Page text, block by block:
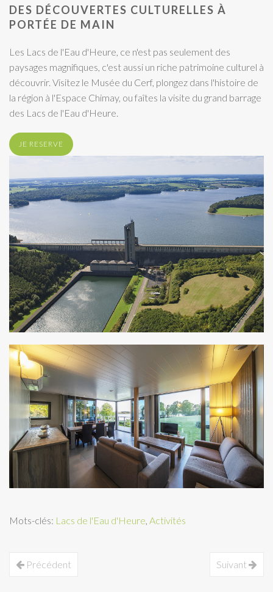
DES DÉCOUVERTES CULTURELLES À
PORTÉE DE MAIN
Les Lacs de l'Eau d'Heure, ce n'est pas seulement des
paysages magnifiques, c'est aussi un riche patrimoine culturel à
découvrir. Visitez le Musée du Cerf, plongez dans l'histoire de
la région à l'Espace Chimay, ou faîtes la visite du grand barrage
des Lacs de l'Eau d'Heure.
JE RESERVE
Mots-clés: Lacs de l'Eau d'Heure, Activités
Précédent Suivant